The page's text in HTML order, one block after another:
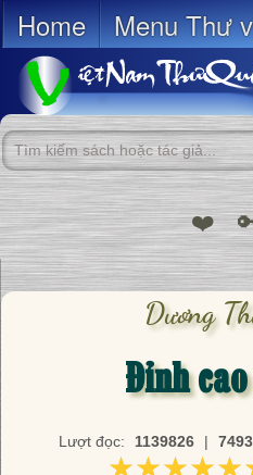
Home Menu Thư
❤️
Dương
Đỉnh
Lượt đọc: 1139826 | 7493